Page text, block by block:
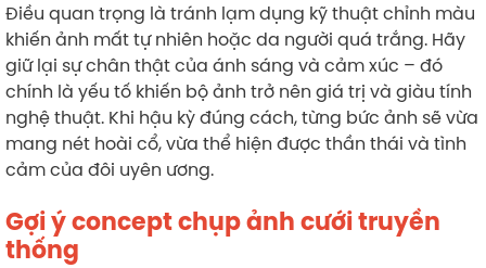
Điều quan trọng là tránh lạm dụng kỹ thuật chỉnh màu
khiến ảnh mất tự nhiên hoặc da người quá trắng. Hãy
giữ lại sự chân thật của ánh sáng và cảm xúc – đó
chính là yếu tố khiến bộ ảnh trở nên giá trị và giàu tính
nghệ thuật. Khi hậu kỳ đúng cách, từng bức ảnh sẽ vừa
mang nét hoài cổ, vừa thể hiện được thần thái và tình
cảm của đôi uyên ương.
Gợi ý concept chụp ảnh cưới truyền
thống